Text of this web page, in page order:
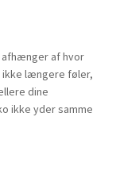
af hvor
ikke længere føler,
dine
ikke yder samme